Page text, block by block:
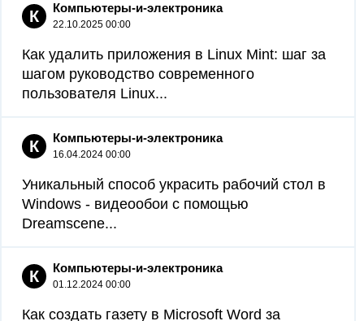
К Компьютеры-и-электроника
22.10.2025 00:00
Как удалить приложения в Linux Mint: шаг за
шагом руководство современного
пользователя Linux...
К Компьютеры-и-электроника
16.04.2024 00:00
Уникальный способ украсить рабочий стол в
Windows - видеообои с помощью
Dreamscene...
К Компьютеры-и-электроника
01.12.2024 00:00
Как создать газету в Microsoft Word за